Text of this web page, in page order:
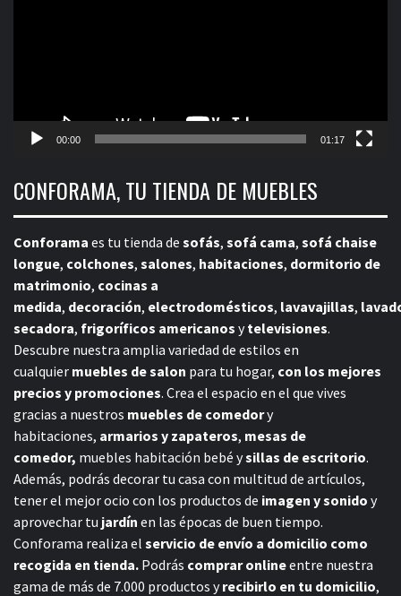
00:00 01:17
CONFORAMA, TU TIENDA DE MUEBLES
Conforama es tu tienda de sofás, sofá cama, sofá chaise
longue, colchones, salones, habitaciones, dormitorio de
matrimonio, cocinas a
medida, decoración, electrodomésticos, lavavajillas,
secadora, frigoríficos americanos ytelevisiones.
Descubre nuestra amplia variedad de estilos en
cualquier muebles de salon para tu hogar, con los mejores
precios y promociones. Crea el espacio en el que vives
gracias a nuestros muebles de comedory
habitaciones, armarios y zapateros, mesas de
comedor, muebles habitación bebé ysillas de escritorio.
Además, podrás decorar tu casa con multitud de artículos,
tener el mejor ocio con los productos de imagen y sonido y
aprovechar tu jardín en las épocas de buen tiempo.
Conforama realiza el servicio de envío a domicilio como
recogida en tienda. Podrás comprar onlineentre nuestra
gama de más de 7.000 productos yrecibirlo en tu domicilio,